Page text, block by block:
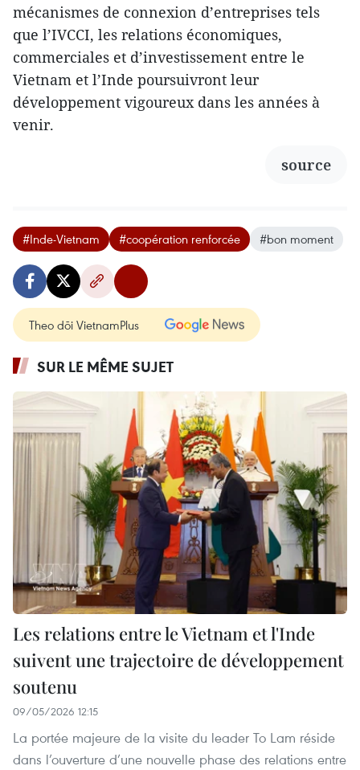
mécanismes de connexion d’entreprises tels
que l’IVCCI, les relations économiques,
commerciales et d’investissement entre le
Vietnam et l’Inde poursuivront leur
développement vigoureux dans les années à
venir.
source
#Inde-Vietnam #coopération renforcée #bon moment
Theo dõi VietnamPlus
SUR LE MÊME SUJET
Les relations entre le Vietnam et l'Inde
suivent une trajectoire de développement
soutenu
09/05/2026 12:15
La portée majeure de la visite du leader To Lam réside
dans l’ouverture d’une nouvelle phase des relations entre